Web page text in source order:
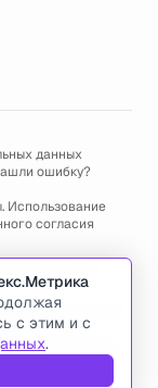
данных
ошибку?
Использование
согласия
cookies и
глюками
почты
с этим и с
.